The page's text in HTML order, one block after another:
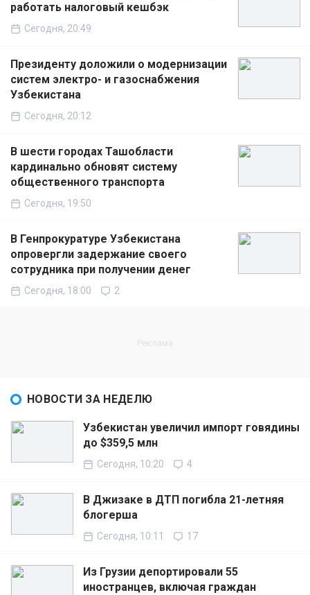
работать налоговый кешбэк
Сегодня, 20:49
Президенту доложили о модернизации
систем электро- и газоснабжения
Узбекистана
Сегодня, 20:12
В шести городах Ташобласти
кардинально обновят систему
общественного транспорта
Сегодня, 19:50
В Генпрокуратуре Узбекистана
опровергли задержание своего
сотрудника при получении денег
Сегодня, 18:00 2
НОВОСТИ ЗА НЕДЕЛЮ
Узбекистан увеличил импорт говядины
до $359,5 млн
Сегодня, 10:20 4
В Джизаке в ДТП погибла 21-летняя
блогерша
Сегодня, 10:11 17
Из Грузии депортировали 55
иностранцев, включая граждан